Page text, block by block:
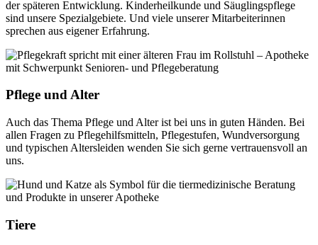
der späteren Entwicklung. Kinderheilkunde und Säuglingspflege
sind unsere Spezialgebiete. Und viele unserer Mitarbeiterinnen
sprechen aus eigener Erfahrung.
Pflege und Alter
Auch das Thema Pflege und Alter ist bei uns in guten Händen. Bei
allen Fragen zu Pflegehilfsmitteln, Pflegestufen, Wundversorgung
und typischen Altersleiden wenden Sie sich gerne vertrauensvoll an
uns.
Tiere